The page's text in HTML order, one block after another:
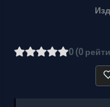
0 (0